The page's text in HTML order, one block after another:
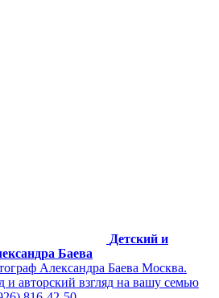
Детский и
Баева
Александра Баева Москва.
авторский взгляд на вашу семью